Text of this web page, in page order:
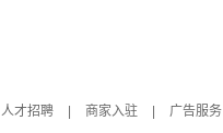
人才招聘 商家入驻 广告服务